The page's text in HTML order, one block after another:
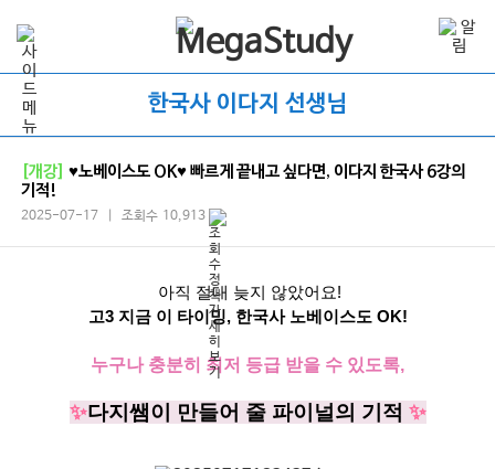
한국사 이다지 선생님
[개강]
♥노베이스도 OK♥ 빠르게 끝내고 싶다면, 이다지 한국사 6강의
기적!
2025-07-17 | 조회수 10,913
아직 절대 늦지 않았어요!
고3 지금 이 타이밍, 한국사 노베이스도 OK!
누구나 충분히 최저 등급 받을 수 있도록,
✨다지쌤이 만들어 줄 파이널의 기적 ✨